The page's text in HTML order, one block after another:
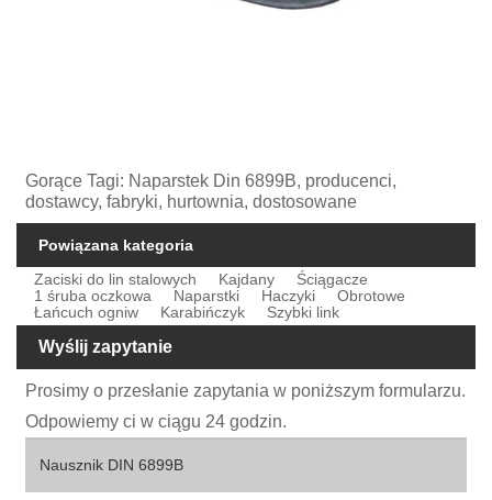
Gorące Tagi: Naparstek Din 6899B, producenci,
dostawcy, fabryki, hurtownia, dostosowane
Powiązana kategoria
Zaciski do lin stalowych
Kajdany
Ściągacze
1 śruba oczkowa
Naparstki Haczyki
Obrotowe
Łańcuch ogniw
Karabińczyk Szybki link
Wyślij zapytanie
Prosimy o przesłanie zapytania w poniższym formularzu.
Odpowiemy ci w ciągu 24 godzin.